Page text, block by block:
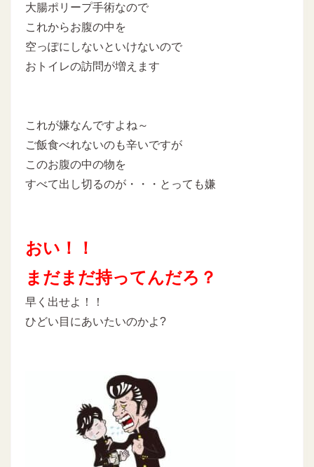
大腸ポリープ手術なので
これからお腹の中を
空っぽにしないといけないので
おトイレの訪問が増えます
これが嫌なんですよね～
ご飯食べれないのも辛いですが
このお腹の中の物を
すべて出し切るのが・・・とっても嫌
おい！！
まだまだ持ってんだろ？
早く出せよ！！
ひどい目にあいたいのかよ?